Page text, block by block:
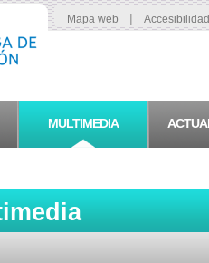
Mapa web |
MULTIMEDIA